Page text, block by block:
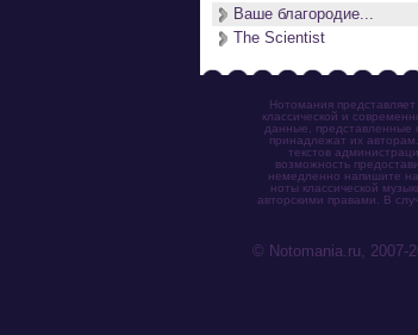
Ваше благородие...
The Scientist
Нотомания
классической и
данные, представленные
принадлежат их
текстов
возможность
немедленно напишите
ноты классической
авторскими правами. В
© Notomania.ru, 2007-